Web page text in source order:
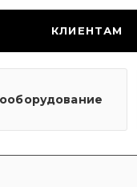
КЛИЕНТАМ